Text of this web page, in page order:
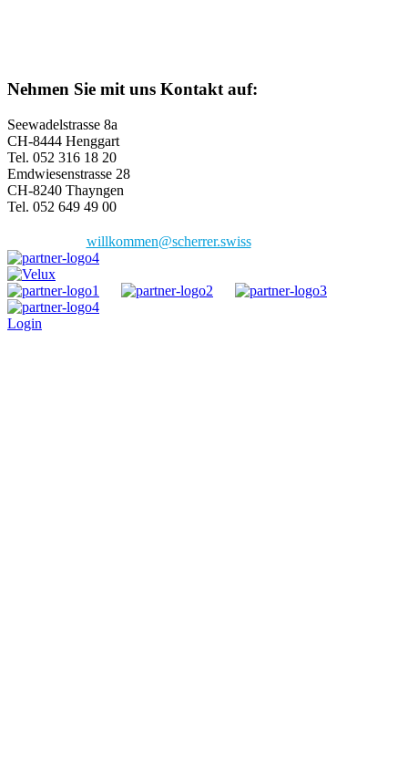
Nehmen Sie mit uns Kontakt auf:
Seewadelstrasse 8a
CH-8444 Henggart
Tel. 052 316 18 20
Emdwiesenstrasse 28
CH-8240 Thayngen
Tel. 052 649 49 00
willkommen@scherrer.swiss
Login